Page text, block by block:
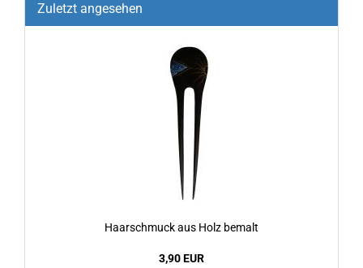
Zuletzt angesehen
Haar­schmuck aus Holz be­malt
3,90 EUR